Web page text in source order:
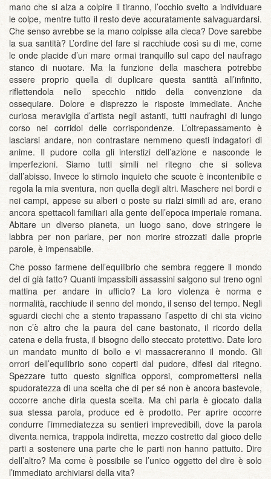
mano che si alza a colpire il tiranno, l’occhio svelto a individuare
le colpe, mentre tutto il resto deve accuratamente salvaguardarsi.
Che senso avrebbe se la mano colpisse alla cieca? Dove sarebbe
la sua santità? L’ordine del fare si racchiude così su di me, come
le onde placide d’un mare ormai tranquillo sul capo del naufrago
stanco di nuotare. Ma la funzione della maschera potrebbe
essere proprio quella di duplicare questa santità all’infinito,
riflettendola nello specchio nitido della convenzione da
ossequiare. Dolore e disprezzo le risposte immediate. Anche
curiosa meraviglia d’artista negli astanti, tutti naufraghi di lungo
corso nei corridoi delle corrispondenze. L’oltrepassamento è
lasciarsi andare, non contrastare nemmeno questi indagatori di
anime. Il pudore colla gli interstizi dell’azione e nasconde le
imperfezioni. Siamo tutti simili nel ritegno che si solleva
dall’abisso. Invece lo stimolo inquieto che scuote è incontenibile e
regola la mia sventura, non quella degli altri. Maschere nei bordi e
nei campi, appese su alberi o poste su rialzi simili ad are, erano
ancora spettacoli familiari alla gente dell’epoca imperiale romana.
Abitare un diverso pianeta, un luogo sano, dove stringere le
labbra per non parlare, per non morire strozzati dalle proprie
parole, è impensabile.
Che posso farmene dell’equilibrio che sembra reggere il mondo
del di già fatto? Quanti impassibili assassini salgono sul treno ogni
mattina per andare in ufficio? La loro violenza è norma e
normalità, racchiude il senno del mondo, il senso del tempo. Negli
sguardi ciechi che a stento trapassano l’aspetto di chi sta vicino
non c’è altro che la paura del cane bastonato, il ricordo della
catena e della frusta, il bisogno dello steccato protettivo. Date loro
un mandato munito di bollo e vi massacreranno il mondo. Gli
orrori dell’equilibrio sono coperti dal pudore, difesi dal ritegno.
Spezzare tutto questo significa opporsi, compromettersi nella
spudoratezza di una scelta che di per sé non è ancora bastevole,
occorre anche dirla questa scelta. Ma chi parla è giocato dalla
sua stessa parola, produce ed è prodotto. Per aprire occorre
condurre l’immediatezza su sentieri imprevedibili, dove la parola
diventa nemica, trappola indiretta, mezzo costretto dal gioco delle
parti a sostenere una parte che le parti non hanno pattuito. Dire
dell’altro? Ma come è possibile se l’unico oggetto del dire è solo
l’immediato archiviarsi della vita?